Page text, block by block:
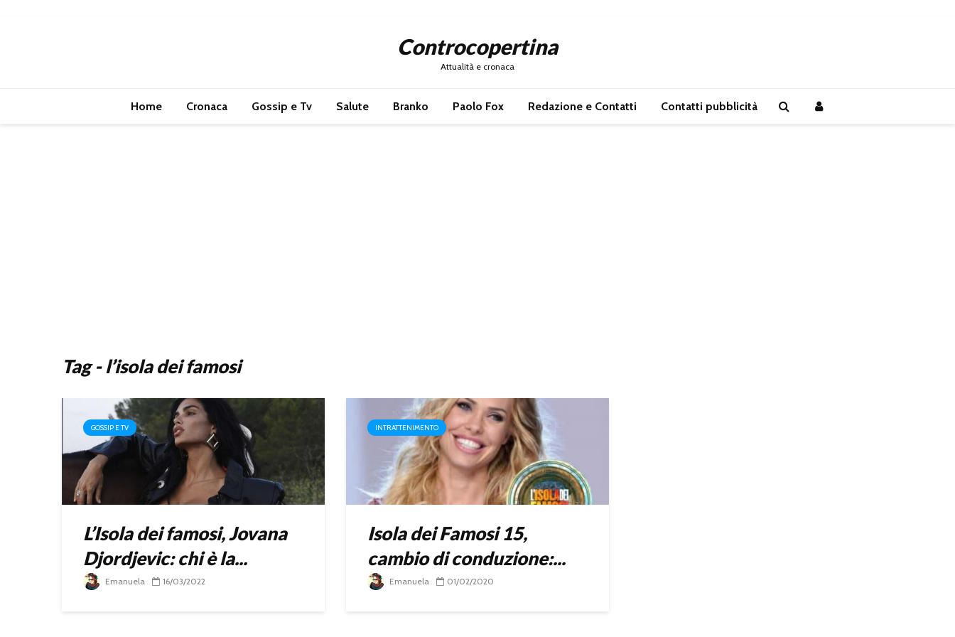
Controcopertina
Attualità e cronaca
Home Cronaca Gossip e Tv Salute Branko Paolo Fox Redazione e Contatti Contatti pubblicità
Tag - l’isola dei famosi
GOSSIP E TV
L’Isola dei famosi, Jovana
Djordjevic: chi è la...
Emanuela 16/03/2022
INTRATTENIMENTO
Isola dei Famosi 15,
cambio di conduzione:...
Emanuela 01/02/2020